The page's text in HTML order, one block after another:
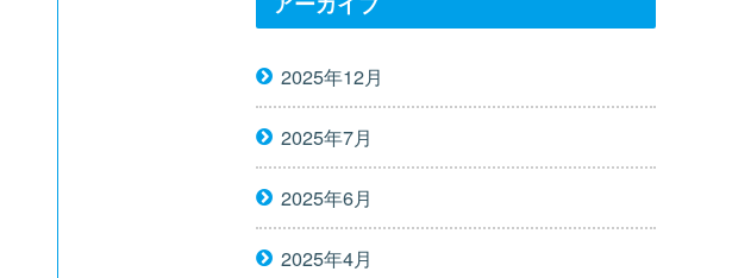
2025年12月
2025年7月
2025年6月
2025年4月